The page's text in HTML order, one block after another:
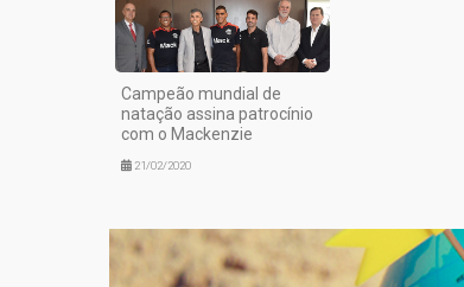
Campeão mundial de
natação assina patrocínio
com o Mackenzie
21/02/2020